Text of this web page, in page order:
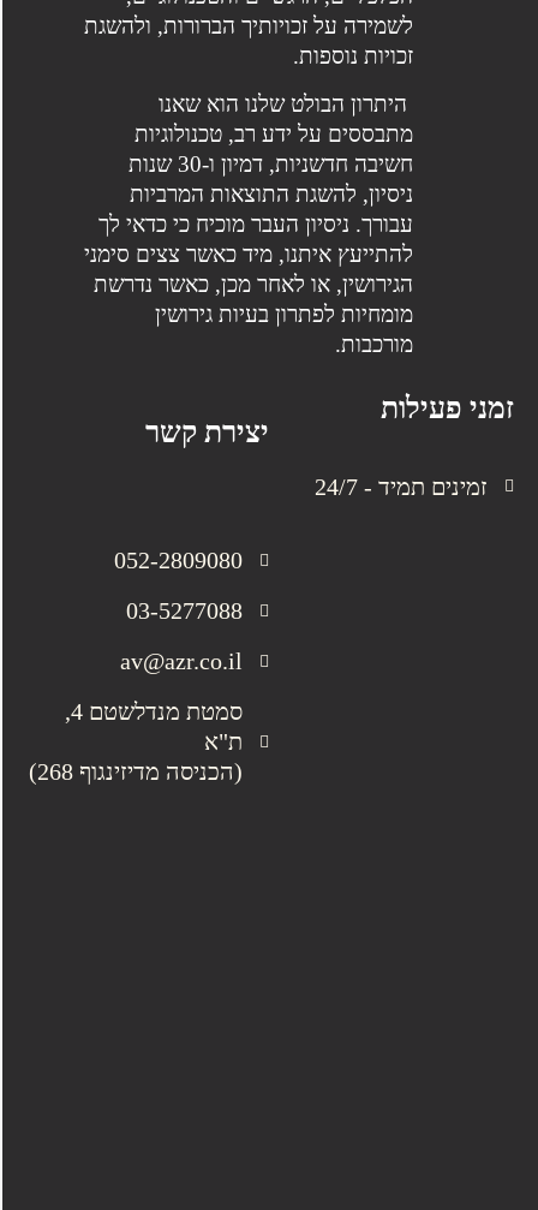
לשמירה על זכויותיך הברורות, ולהשגת
זכויות נוספות.
היתרון הבולט שלנו הוא שאנו
מתבססים על ידע רב, טכנולוגיות
חשיבה חדשניות, דמיון ו-30 שנות
ניסיון, להשגת התוצאות המרביות
עבורך. ניסיון העבר מוכיח כי כדאי לך
להתייעץ איתנו, מיד כאשר צצים סימני
הגירושין, או לאחר מכן, כאשר נדרשת
מומחיות לפתרון בעיות גירושין
מורכבות.
זמני פעילות
זמינים תמיד - 24/7
יצירת קשר
052-2809080
03-5277088
av@azr.co.il
סמטת מנדלשטם 4,
ת"א
(הכניסה מדיזינגוף 268)